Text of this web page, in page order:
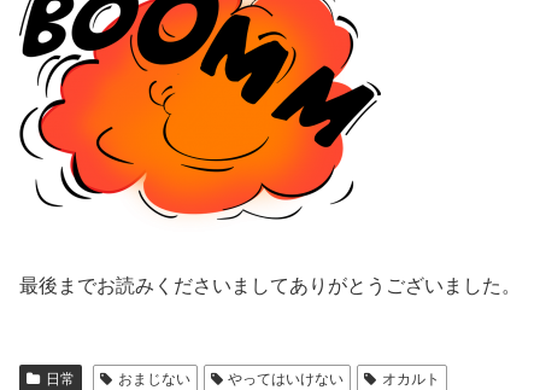
最後までお読みくださいましてありがとうございました。
日常 おまじない やってはいけない
オカルト